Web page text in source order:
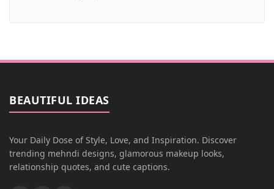
BEAUTIFUL IDEAS
Your Daily Dose of Style, Love, and Inspiration. Discover
trending mehndi designs, glamorous makeup looks,
relationship quotes, and cute captions.